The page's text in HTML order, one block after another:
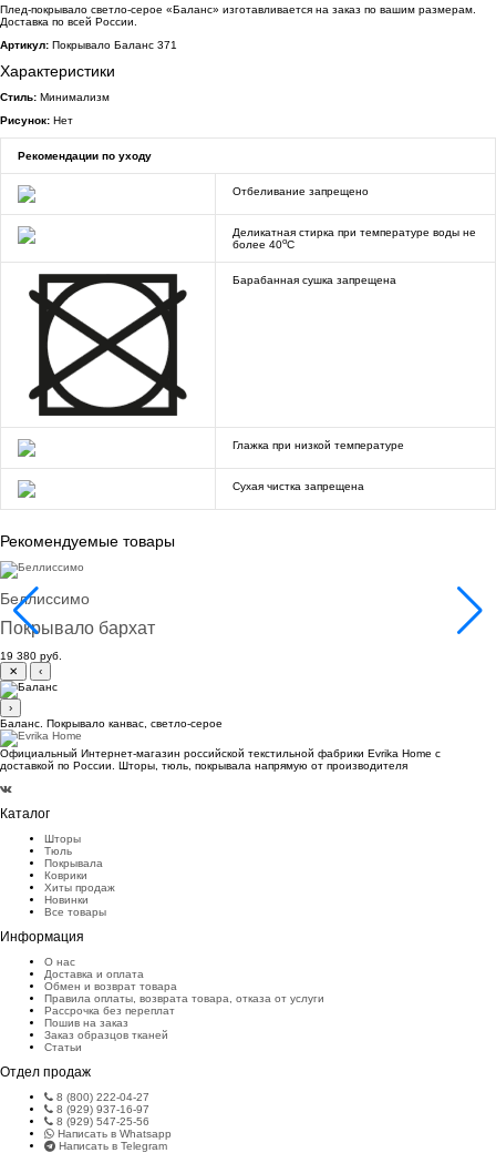
Плед-покрывало светло-серое «Баланс» изготавливается на заказ по вашим размерам.
Доставка по всей России.
Артикул: Покрывало Баланс 371
Характеристики
Стиль: Минимализм
Рисунок: Нет
Рекомендации по уходу
Отбеливание запрещено
Деликатная стирка при температуре воды не
более 40oC
Барабанная сушка запрещена
Глажка при низкой температуре
Сухая чистка запрещена
Рекомендуемые товары
Беллиссимо
Покрывало бархат
19 380 руб.
✕
‹
›
Баланс. Покрывало канвас, светло-серое
Официальный Интернет-магазин российской текстильной фабрики Evrika Home c
доставкой по России. Шторы, тюль, покрывала напрямую от производителя
Каталог
Шторы
Тюль
Покрывала
Коврики
Хиты продаж
Новинки
Все товары
Информация
О нас
Доставка и оплата
Обмен и возврат товара
Правила оплаты, возврата товара, отказа от услуги
Рассрочка без переплат
Пошив на заказ
Заказ образцов тканей
Статьи
Отдел продаж
8 (800) 222-04-27
8 (929) 937-16-97
8 (929) 547-25-56
Написать в Whatsapp
Написать в Telegram